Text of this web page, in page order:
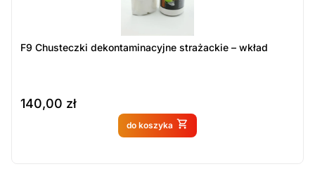
F9 Chusteczki dekontaminacyjne strażackie – wkład
140,00 zł
do koszyka
Produkt dostępny na